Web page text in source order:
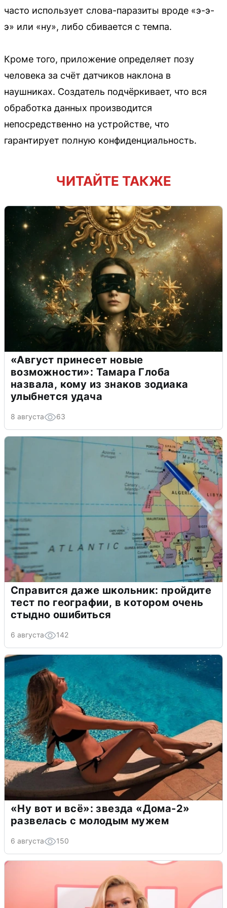
часто использует слова-паразиты вроде «э-э-
э» или «ну», либо сбивается с темпа.
Кроме того, приложение определяет позу
человека за счёт датчиков наклона в
наушниках. Создатель подчёркивает, что вся
обработка данных производится
непосредственно на устройстве, что
гарантирует полную конфиденциальность.
ЧИТАЙТЕ ТАКЖЕ
«Август принесет новые
возможности»: Тамара Глоба
назвала, кому из знаков зодиака
улыбнется удача
8 августа 63
Справится даже школьник: пройдите
тест по географии, в котором очень
стыдно ошибиться
6 августа 142
«Ну вот и всё»: звезда «Дома-2»
развелась с молодым мужем
6 августа 150